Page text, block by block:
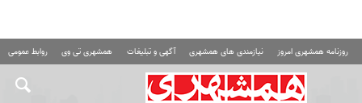
روزنامه همشهری امروز نیازمندی های همشهری آگهی و تبلیغات همشهری تی وی روابط عمومی